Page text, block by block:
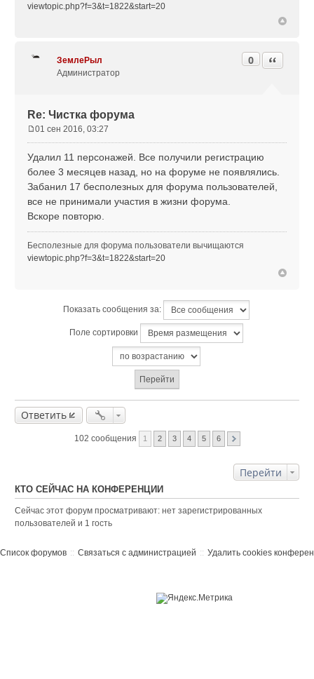
viewtopic.php?f=3&t=1822&start=20
ЗемлеРыл
Администратор
Re: Чистка форума
0 Цитата
о
б
щ
е
н
01 сен 2016, 03:27
Удалил 11 персонажей. Все получили регистрацию
более 3 месяцев назад, но на форуме не появлялись.
Забанил 17 бесполезных для форума пользователей,
все не принимали участия в жизни форума.
Вскоре повторю.
Бесполезные для форума пользователи вычищаются
viewtopic.php?f=3&t=1822&start=20
Показать сообщения за:
Поле сортировки
Ответить
102 сообщения 1 2 3 4 5 6
Перейти
КТО СЕЙЧАС НА КОНФЕРЕНЦИИ
Сейчас этот форум просматривают: нет зарегистрированных
пользователей и 1 гость
Список форумов Связаться с администрацией Удалить cookies